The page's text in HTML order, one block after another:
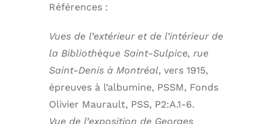
Références :
Vues de l’extérieur et de l’intérieur de
la Bibliothèque Saint-Sulpice, rue
Saint-Denis à Montréal, vers 1915,
épreuves à l’albumine, PSSM, Fonds
Olivier Maurault, PSS, P2:A.1-6.
Vue de l’exposition de Georges